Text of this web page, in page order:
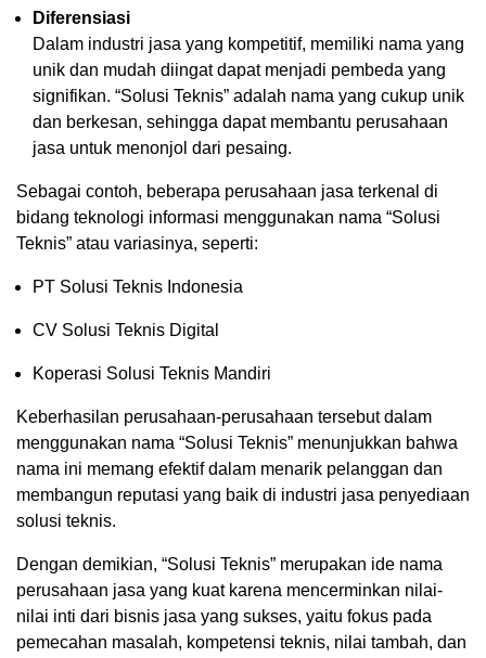
Diferensiasi
Dalam industri jasa yang kompetitif, memiliki nama yang
unik dan mudah diingat dapat menjadi pembeda yang
signifikan. “Solusi Teknis” adalah nama yang cukup unik
dan berkesan, sehingga dapat membantu perusahaan
jasa untuk menonjol dari pesaing.
Sebagai contoh, beberapa perusahaan jasa terkenal di
bidang teknologi informasi menggunakan nama “Solusi
Teknis” atau variasinya, seperti:
PT Solusi Teknis Indonesia
CV Solusi Teknis Digital
Koperasi Solusi Teknis Mandiri
Keberhasilan perusahaan-perusahaan tersebut dalam
menggunakan nama “Solusi Teknis” menunjukkan bahwa
nama ini memang efektif dalam menarik pelanggan dan
membangun reputasi yang baik di industri jasa penyediaan
solusi teknis.
Dengan demikian, “Solusi Teknis” merupakan ide nama
perusahaan jasa yang kuat karena mencerminkan nilai-
nilai inti dari bisnis jasa yang sukses, yaitu fokus pada
pemecahan masalah, kompetensi teknis, nilai tambah, dan